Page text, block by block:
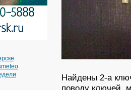
Найдены 2-а
поводу ключей,